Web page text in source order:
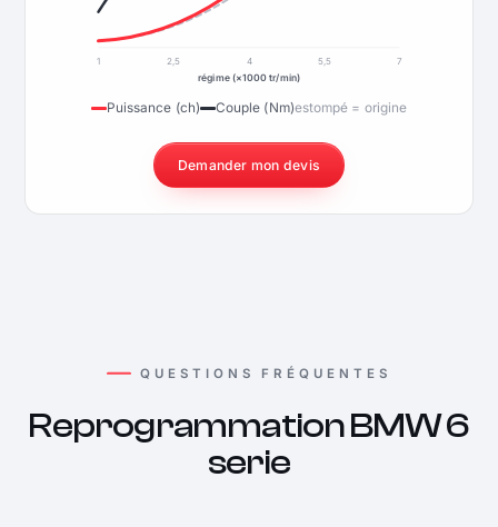
1 2,5 4 5,5
7
régime (×1000 tr/min)
Puissance (ch) Couple (Nm)estompé = origine
Demander mon devis
QUESTIONS FRÉQUENTES
Reprogrammation BMW 6
serie